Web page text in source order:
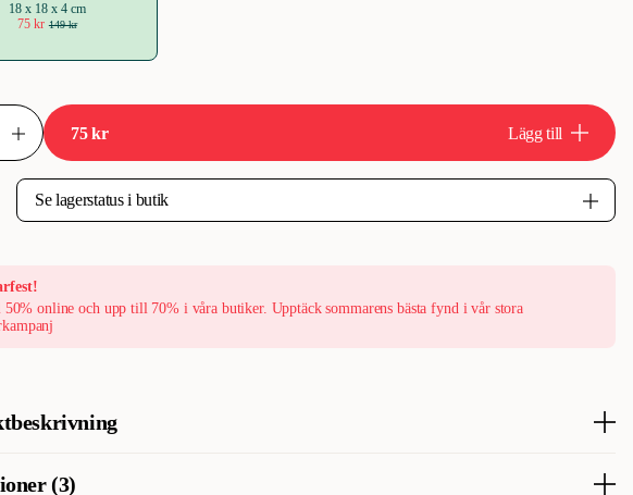
18 x 18 x 4 cm
75 kr 149 kr
75 kr Lägg till
online och upp till 70% i våra butiker. Upptäck sommarens bästa fynd i vår stora
(3)